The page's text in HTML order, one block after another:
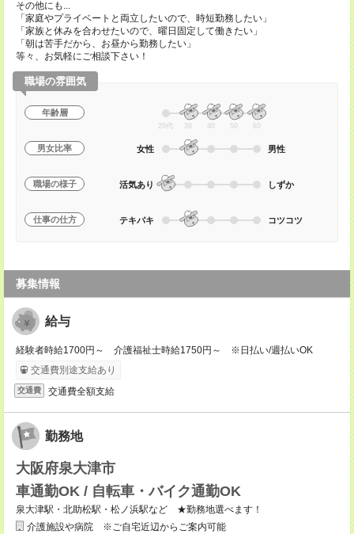
その他にも...
「家庭やプライベートと両立したいので、時短勤務したい」
「家族と休みを合わせたいので、曜日固定して働きたい」
「朝は苦手だから、お昼から勤務したい」
等々、お気軽にご相談下さい！
職場の雰囲気
年齢層
20代 30 40 50 60
男女比率 女性 男性
職場の様子 活気あり しずか
仕事の仕方 テキパキ コツコツ
募集情報
給与
経験者時給1700円～ 介護福祉士時給1750円～ ※日払い/週払いOK
交通費別途支給あり
交通費 交通費全額支給
勤務地
大阪府泉大津市
車通勤OK / 自転車・バイク通勤OK
泉大津駅・北助松駅・松ノ浜駅など ★勤務地選べます！
介護施設や病院 ※ご自宅近辺からご案内可能